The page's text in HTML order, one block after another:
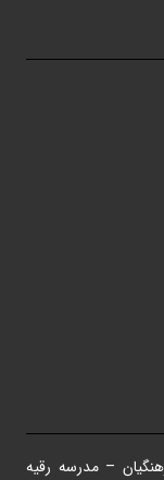
– مدرسه رقیه